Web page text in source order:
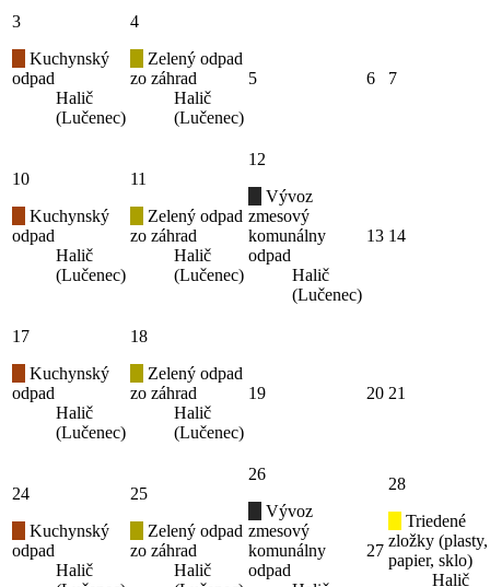
3
Kuchynský
odpad
Halič
(Lučenec)
4
Zelený odpad
zo záhrad
Halič
(Lučenec)
5 6 7
10
Kuchynský
odpad
Halič
(Lučenec)
11
Zelený odpad
zo záhrad
Halič
(Lučenec)
12
Vývoz
zmesový
komunálny
odpad
Halič
(Lučenec)
13 14
17
Kuchynský
odpad
Halič
(Lučenec)
18
Zelený odpad
zo záhrad
Halič
(Lučenec)
19 20 21
24
Kuchynský
odpad
Halič
25
Zelený odpad
zo záhrad
Halič
26
Vývoz
zmesový
komunálny
odpad
27
28
Triedené
zložky (plasty,
papier, sklo)
Halič